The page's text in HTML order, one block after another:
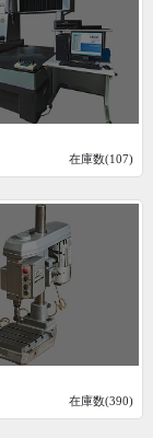
在庫数(107)
在庫数(390)